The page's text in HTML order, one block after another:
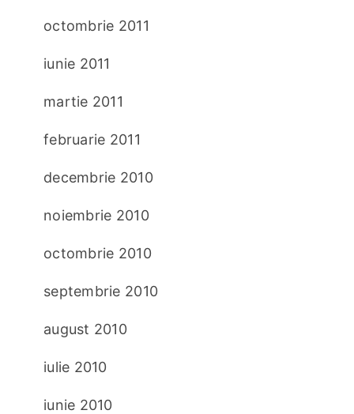
octombrie 2011
iunie 2011
martie 2011
februarie 2011
decembrie 2010
noiembrie 2010
octombrie 2010
septembrie 2010
august 2010
iulie 2010
iunie 2010